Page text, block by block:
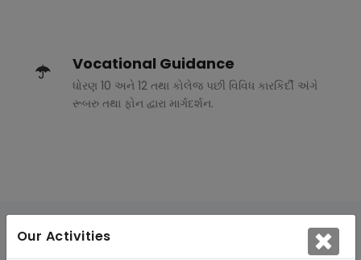
Our Activities
Vocational Guidance
ધોરણ 10 અને 12 તથા કોલેજ પછી વિવિધ કારકિર્દી અંગે
રૂબરુ તથા ફોન દ્વારા માર્ગદર્શન.